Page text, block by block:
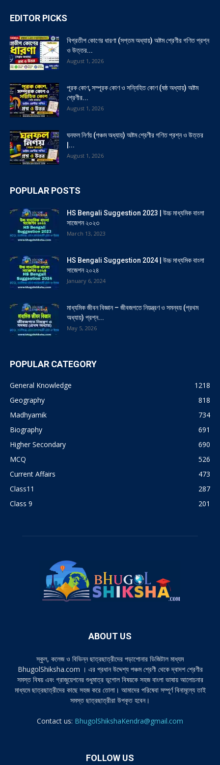
EDITOR PICKS
বিপ্রতীপ কোণের ধারণা (সপ্তম অধ্যায়) অষ্টম শ্রেণীর গণিত প্রশ্ন
ও উত্তর...
August 1, 2026
পূরক কোণ, সম্পূরক কোণ ও সন্নিহিত কোণ (ষষ্ঠ অধ্যায়) অষ্টম
শ্রেণীর...
August 1, 2026
ঘনফল নির্ণয় (পঞ্চম অধ্যায়) অষ্টম শ্রেণীর গণিত প্রশ্ন ও উত্তর
|...
August 1, 2026
POPULAR POSTS
HS Bengali Suggestion 2023 | উচ্চ মাধ্যমিক বাংলা
সাজেশন ২০২৩
March 13, 2023
HS Bengali Suggestion 2024 | উচ্চ মাধ্যমিক বাংলা
সাজেশন ২০২৪
January 6, 2024
মাধ্যমিক জীবন বিজ্ঞান – জীবজগতে নিয়ন্ত্রণ ও সমন্বয় (প্রথম
অধ্যায়) প্রশ্ন...
May 5, 2026
POPULAR CATEGORY
General Knowledge
1218
Geography
818
Madhyamik
734
Biography
691
Higher Secondary
690
MCQ
526
Current Affairs
473
Class11
287
Class 9
201
ABOUT US
স্কুল, কলেজ ও বিভিন্ন ছাত্রছাত্রীদের পড়াশোনার ডিজিটাল মাধ্যম
BhugolShiksha.com । এর প্রধান উদ্দেশ্য পঞ্চম শ্রেণী থেকে দ্বাদশ শ্রেণীর
সমস্ত বিষয় এবং গ্রাজুয়েশনের শুধুমাত্র ভূগোল বিষয়কে সহজ বাংলা ভাষায় আলোচনার
মাধ্যমে ছাত্রছাত্রীদের কাছে সহজ করে তোলা। আমাদের পরিষেবা সম্পূর্ণ বিনামূল্যে তাই
সমস্ত ছাত্রছাত্রীরা উপকৃত হবেন।
Contact us: BhugolShikshaKendra@gmail.com
FOLLOW US